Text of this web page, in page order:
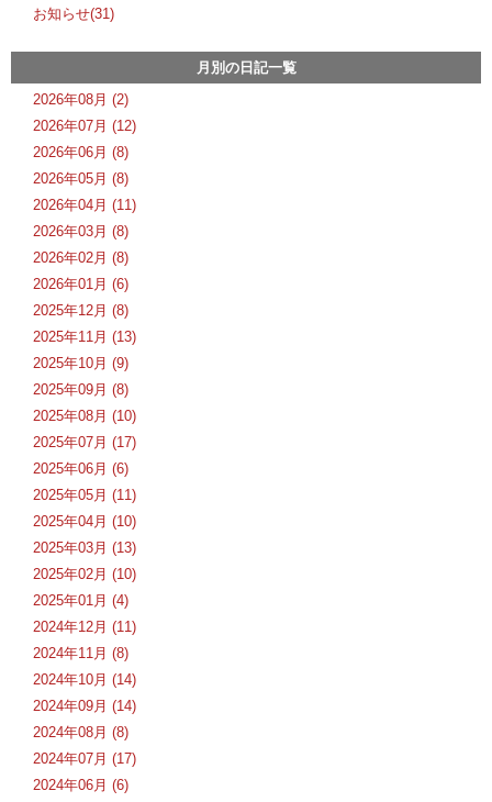
お知らせ(31)
月別の日記一覧
2026年08月 (2)
2026年07月 (12)
2026年06月 (8)
2026年05月 (8)
2026年04月 (11)
2026年03月 (8)
2026年02月 (8)
2026年01月 (6)
2025年12月 (8)
2025年11月 (13)
2025年10月 (9)
2025年09月 (8)
2025年08月 (10)
2025年07月 (17)
2025年06月 (6)
2025年05月 (11)
2025年04月 (10)
2025年03月 (13)
2025年02月 (10)
2025年01月 (4)
2024年12月 (11)
2024年11月 (8)
2024年10月 (14)
2024年09月 (14)
2024年08月 (8)
2024年07月 (17)
2024年06月 (6)